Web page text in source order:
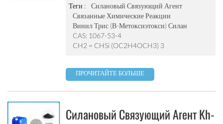
чистота: ≥ 98% (gc-анализ) альтернативные
продукты: a-172 (карбид соединения)
структурная формула: ch2 = chsi (oc2h4och3) 3
заявление -это можно использовать в качестве
разнообразной вязкости полимера и ускорителей
оригинальных контейнерах при 5-40 ℃ Срок
соответствии с перевозками опасных грузов
Теги :
Силановый Связующий Агент
Связанные Химические Реакции
Винил Трис (β-Метоксиэтокси) Силан
CAS: 1067-53-4
CH2 = CHSi (OC2H4OCH3) 3
ПРОЧИТАЙТЕ БОЛЬШЕ
Силановый Связующий Агент Kh-